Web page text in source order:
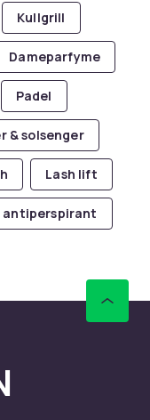
Kullgrill
Dameparfyme
Padel
& solsenger
Lash lift
antiperspirant